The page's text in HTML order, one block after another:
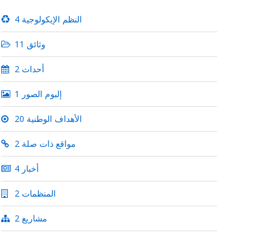
4 النظم الإيكولوجية
11 وثائق
2 أحداث
1 إلبوم الصور
20 الأهداف الوطنية
2 مواقع ذات صلة
4 أخبار
2 المنظمات
2 مشاريع